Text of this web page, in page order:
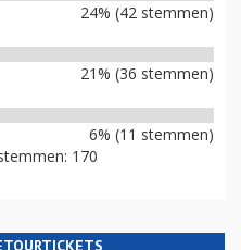
24% (42 stemmen)
21% (36 stemmen)
6% (11 stemmen)
170